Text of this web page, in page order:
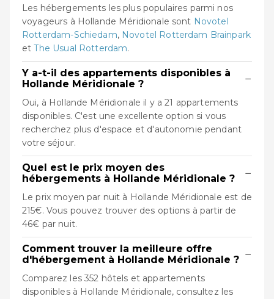
Les hébergements les plus populaires parmi nos
voyageurs à Hollande Méridionale sont Novotel
Rotterdam-Schiedam, Novotel Rotterdam Brainpark
etThe Usual Rotterdam.
Y a-t-il des appartements disponibles à
Hollande Méridionale ?
−
Oui, à Hollande Méridionale il y a 21 appartements
disponibles. C'est une excellente option si vous
recherchez plus d'espace et d'autonomie pendant
votre séjour.
Quel est le prix moyen des
hébergements à Hollande Méridionale ?
−
Le prix moyen par nuit à Hollande Méridionale est de
215€. Vous pouvez trouver des options à partir de
46€ par nuit.
Comment trouver la meilleure offre
d'hébergement à Hollande Méridionale ? −
Comparez les 352 hôtels et appartements
disponibles à Hollande Méridionale, consultez les